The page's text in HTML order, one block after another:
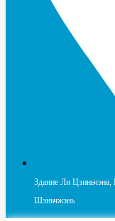
Здание Ли
Шэньчжэнь